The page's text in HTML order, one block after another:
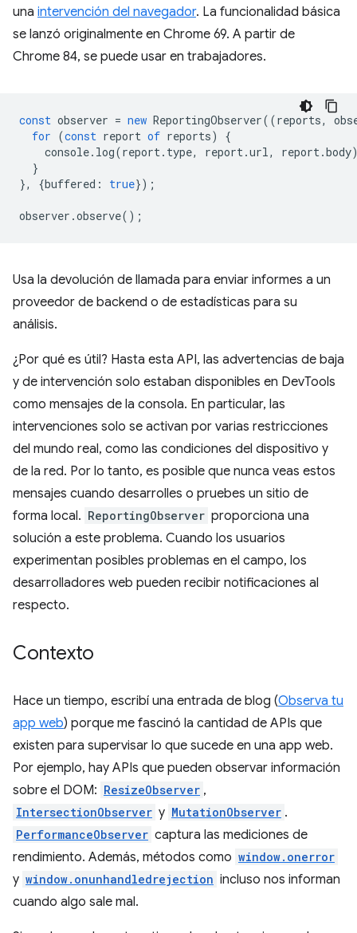
una intervención del navegador. La funcionalidad básica
se lanzó originalmente en Chrome 69. A partir de
Chrome 84, se puede usar en trabajadores.
const observer = new ReportingObserver((reports,
for (const report of reports)
{
console. log(report. type, report.url, report.body
}
},
{buffered : true});
observer .observe();
Usa la devolución de llamada para enviar informes a un
proveedor de backend o de estadísticas para su
análisis.
¿Por qué es útil? Hasta esta API, las advertencias de baja
y de intervención solo estaban disponibles en DevTools
como mensajes de la consola. En particular, las
intervenciones solo se activan por varias restricciones
del mundo real, como las condiciones del dispositivo y
de la red. Por lo tanto, es posible que nunca veas estos
mensajes cuando desarrolles o pruebes un sitio de
forma local. ReportingObserver proporciona una
solución a este problema. Cuando los usuarios
experimentan posibles problemas en el campo, los
desarrolladores web pueden recibir notificaciones al
respecto.
Contexto
Hace un tiempo, escribí una entrada de blog (Observa tu
app web) porque me fascinó la cantidad de APIs que
existen para supervisar lo que sucede en una app web.
Por ejemplo, hay APIs que pueden observar información
sobre el DOM: ResizeObserver ,
IntersectionObserver y MutationObserver .
PerformanceObserver captura las mediciones de
rendimiento. Además, métodos como window.onerror
y window.onunhandledrejection incluso nos informan
cuando algo sale mal.